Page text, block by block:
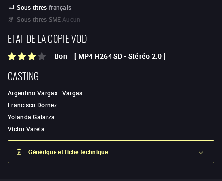
Sous-titres français
Sous-titres SME Aucun
ETAT DE LA COPIE VOD
Bon [ MP4 H264 SD- Stéréo 2.0 ]
CASTING
Argentino Vargas: Vargas
Francisco Dornez
Yolanda Galarza
Víctor Varela
Générique et fiche technique